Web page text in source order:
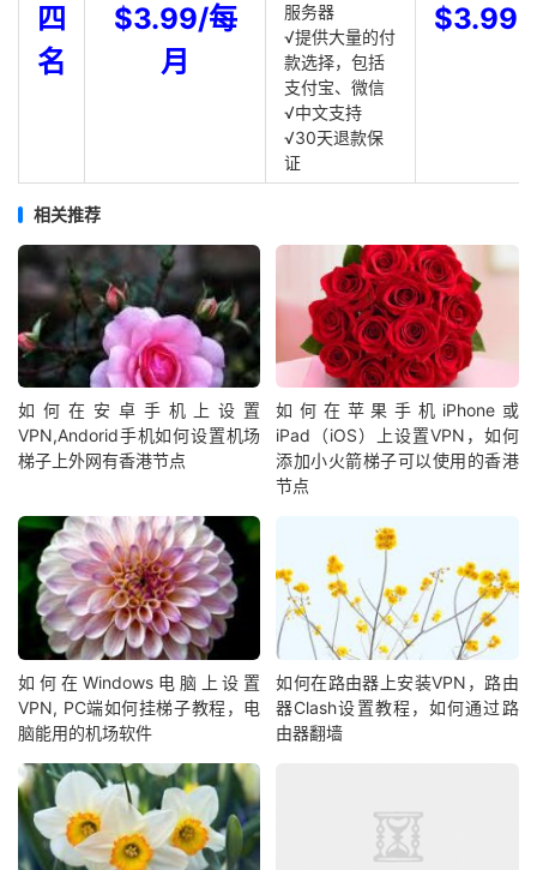
四
名
$3.99/每
月
服务器
√提供大量的付
款选择，包括
支付宝、微信
√中文支持
√30天退款保
证
$3.99
相关推荐
如何在安卓手机上设置
VPN,Andorid手机如何设置机场
梯子上外网有香港节点
如何在苹果手机iPhone或
iPad（iOS）上设置VPN，如何
添加小火箭梯子可以使用的香港
节点
如何在Windows电脑上设置
VPN, PC端如何挂梯子教程，电
脑能用的机场软件
如何在路由器上安装VPN，路由
器Clash设置教程，如何通过路
由器翻墙